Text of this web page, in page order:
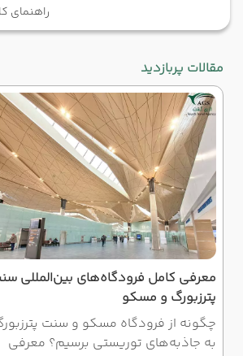
راهنمای
مقالات پربازدید
معرفی کامل فرودگاه‌های بین‌المللی
پترزبورگ و مسکو
چگونه از فرودگاه مسکو و سنت
به جاذبه‌های توریستی برسیم؟ معرفی